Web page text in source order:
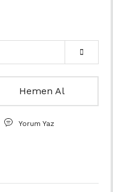
Hemen Al
Yorum Yaz